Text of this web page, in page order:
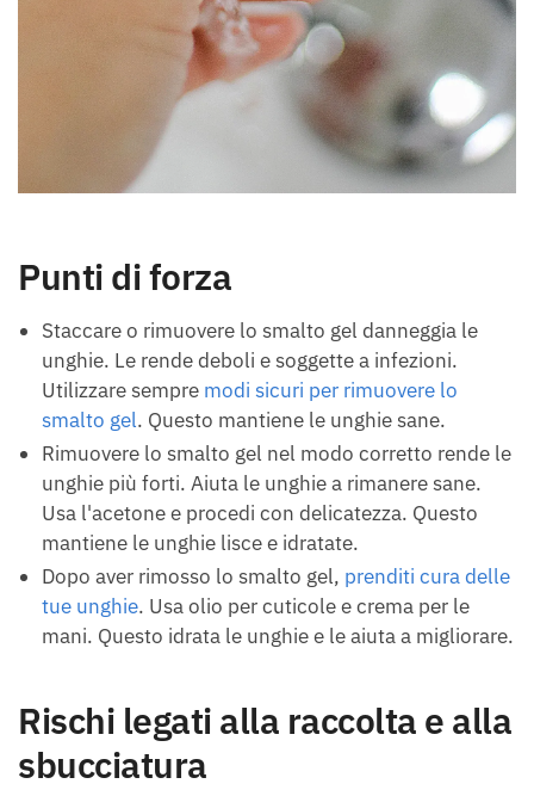
Punti di forza
Staccare o rimuovere lo smalto gel danneggia le
unghie. Le rende deboli e soggette a infezioni.
Utilizzare sempre modi sicuri per rimuovere lo
smalto gel. Questo mantiene le unghie sane.
Rimuovere lo smalto gel nel modo corretto rende le
unghie più forti. Aiuta le unghie a rimanere sane.
Usa l'acetone e procedi con delicatezza. Questo
mantiene le unghie lisce e idratate.
Dopo aver rimosso lo smalto gel, prenditi cura delle
tue unghie. Usa olio per cuticole e crema per le
mani. Questo idrata le unghie e le aiuta a migliorare.
Rischi legati alla raccolta e alla
sbucciatura